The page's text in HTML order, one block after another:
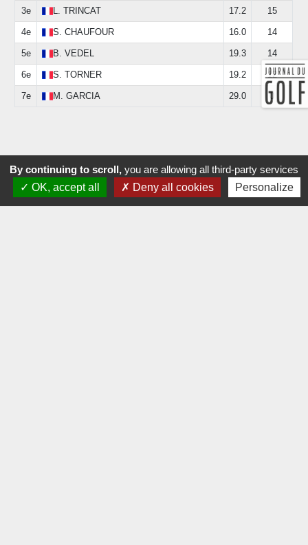
3e L. TRINCAT 17.2 15
4e S. CHAUFOUR 16.0 14
5e B. VEDEL 19.3 14
6e S. TORNER 19.2 12
7e M. GARCIA 29.0 0
By continuing to scroll, you are allowing all third-party services
OK, accept all
Deny all cookies Personalize